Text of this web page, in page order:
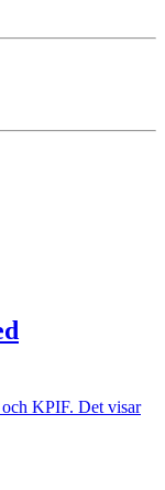
KPIF. Det visar